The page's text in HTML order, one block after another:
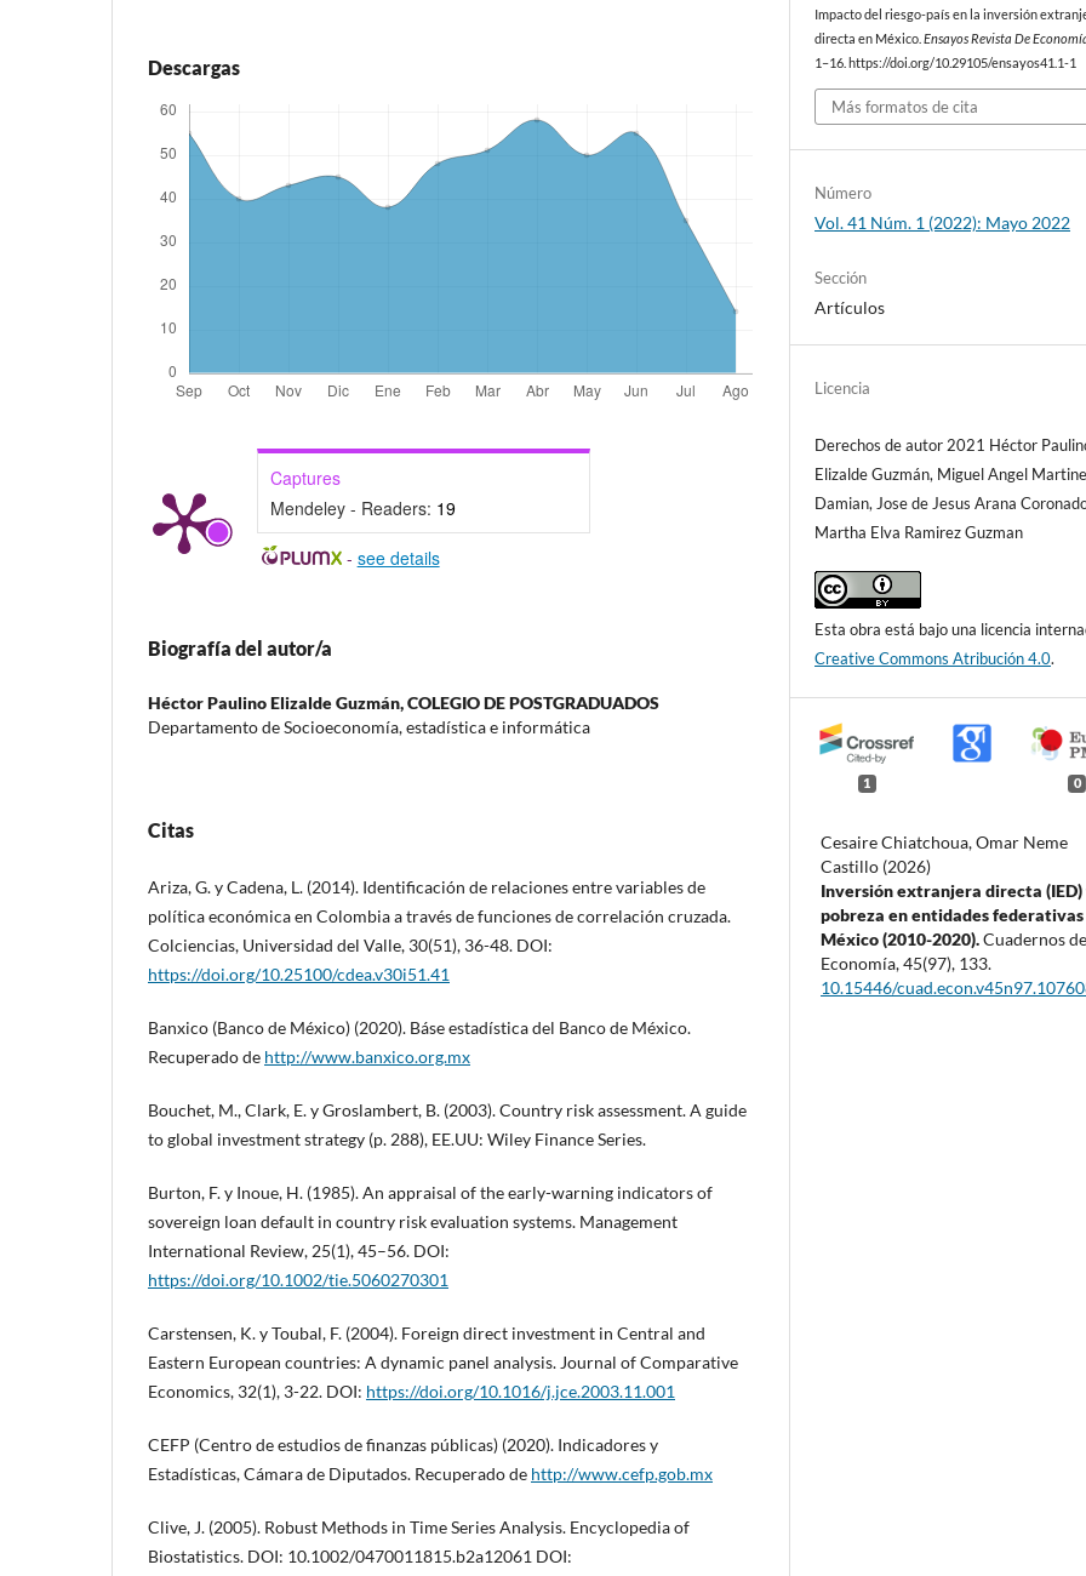
Descargas
Captures
Mendeley - Readers: 19
- see details
Biografía del autor/a
Héctor Paulino Elizalde Guzmán,COLEGIO DE POSTGRADUADOS
Departamento de Socioeconomía, estadística e informática
Citas
Ariza, G. y Cadena, L. (2014). Identificación de relaciones entre variables de
política económica en Colombia a través de funciones de correlación cruzada.
Colciencias, Universidad del Valle, 30(51), 36-48. DOI:
https://doi.org/10.25100/cdea.v30i51.41
Banxico (Banco de México) (2020). Báse estadística del Banco de México.
Recuperado de http://www.banxico.org.mx
Bouchet, M., Clark, E. y Groslambert, B. (2003). Country risk assessment. A guide
to global investment strategy (p. 288), EE.UU: Wiley Finance Series.
Burton, F. y Inoue, H. (1985). An appraisal of the early-warning indicators of
sovereign loan default in country risk evaluation systems. Management
International Review, 25(1), 45–56. DOI:
https://doi.org/10.1002/tie.5060270301
Carstensen, K. y Toubal, F. (2004). Foreign direct investment in Central and
Eastern European countries: A dynamic panel analysis. Journal of Comparative
Economics, 32(1), 3-22. DOI: https://doi.org/10.1016/j.jce.2003.11.001
CEFP (Centro de estudios de finanzas públicas) (2020). Indicadores y
Estadísticas, Cámara de Diputados. Recuperado de http://www.cefp.gob.mx
Clive, J. (2005). Robust Methods in Time Series Analysis. Encyclopedia of
Biostatistics. DOI: 10.1002/0470011815.b2a12061 DOI:
Impacto del riesgo-país en la inversión
directa en México.Ensayos Revista De
1–16. https://doi.org/10.29105/ensayos41.1-1
Más formatos de cita
Número
Vol. 41 Núm. 1 (2022): Mayo 2022
Sección
Artículos
Licencia
Derechos de autor 2021 Héctor
Elizalde Guzmán, Miguel Angel
Damian, Jose de Jesus Arana
Martha Elva Ramirez Guzman
Esta obra está bajo una licencia
Creative Commons Atribución 4.0.
1 0
Cesaire Chiatchoua, Omar Neme
Castillo (2026)
Inversión extranjera directa (IED)
pobreza en entidades federativas
México (2010-2020).Cuadernos de
Economía,45(97), 133.
10.15446/